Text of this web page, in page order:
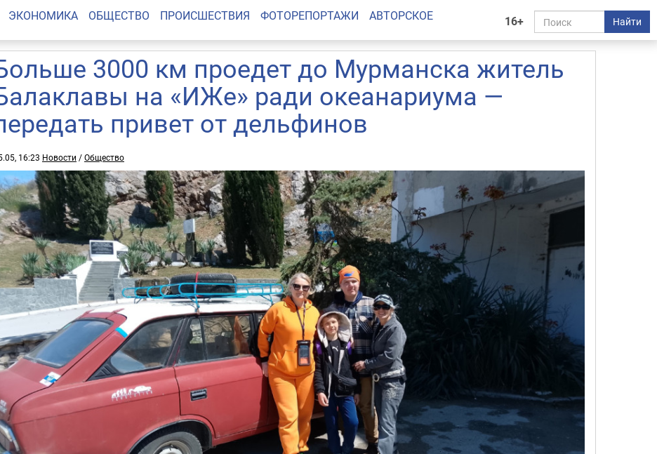
16+ Найти
ЭКОНОМИКА ОБЩЕСТВО ПРОИСШЕСТВИЯ ФОТОРЕПОРТАЖИ АВТОРСКОЕ
3000 км проедет до Мурманска житель
на «ИЖе» ради океанариума —
привет от дельфинов
16:23 Новости /Общество